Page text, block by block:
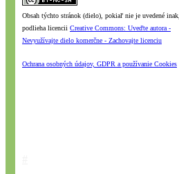
Obsah týchto stránok (dielo), pokiaľ nie je uvedené inak,
podlieha licencii Creative Commons: Uveďte autora -
Nevyužívajte dielo komerčne - Zachovajte licenciu
Ochrana osobných údajov, GDPR a používanie Cookies